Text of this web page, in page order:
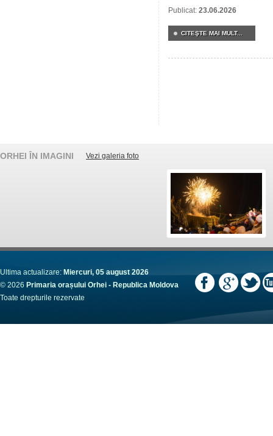
Publicat: 23.06.2026
CITEŞTE MAI MULT...
ORHEI ÎN IMAGINI Vezi galeria foto
Ultima actualizare: Miercuri, 05 august 2026
© 2026 Primaria orașului Orhei - Republica Moldova
Toate drepturile rezervate